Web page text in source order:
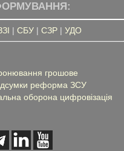
| СБУ| СЗР| УДО
грошове
реформа ЗСУ
оборона цифровізація